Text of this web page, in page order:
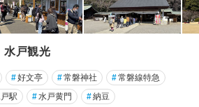
水戸観光
#好文亭 #常磐神社 #常磐線特急
駅 #水戸黄門 #納豆